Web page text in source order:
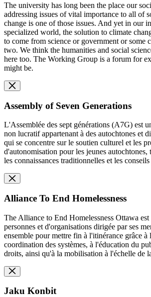
The university has long been the place our
addressing issues of vital importance to all of
change is one of those issues. And yet in our
specialized world, the solution to climate
to come from science or government or some
two. We think the humanities and social
here too. The Working Group is a forum for
might be.
Assembly of Seven Generations
L'Assemblée des sept générations (A7G) est
non lucratif appartenant à des autochtones et
qui se concentre sur le soutien culturel et les
d'autonomisation pour les jeunes autochtones,
les connaissances traditionnelles et les conseils
Alliance To End Homelessness
The Alliance to End Homelessness Ottawa
personnes et d'organisations dirigée par ses
ensemble pour mettre fin à l'itinérance grâce
coordination des systèmes, à l'éducation du
droits, ainsi qu'à la mobilisation à l'échelle de
Jaku Konbit